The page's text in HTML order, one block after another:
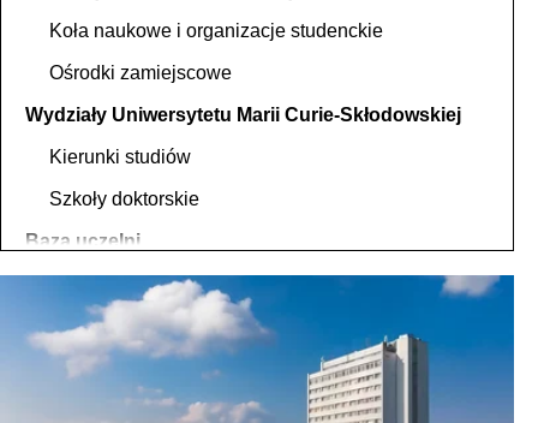
Koła naukowe i organizacje studenckie
Ośrodki zamiejscowe
Wydziały Uniwersytetu Marii Curie-Skłodowskiej
Kierunki studiów
Szkoły doktorskie
Baza uczelni
Budynki UMCS
Biblioteka UMCS
Akademiki
Inkubator Medialno-Artystyczny UMCS